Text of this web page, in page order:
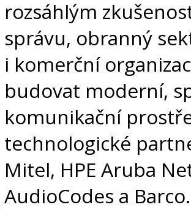
rozsáhlým
správu, obranný
i komerční
budovat moderní,
komunikační
technologické
Mitel, HPE Aruba
AudioCodes a Barco.